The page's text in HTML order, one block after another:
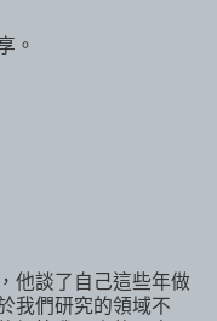
。
他談了自己這些年做
我們研究的領域不